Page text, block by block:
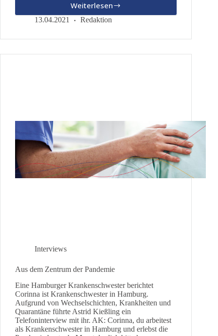
Weiterlesen
dieBasis
Hamburg
sich
13.04.2021 Redaktion
Interviews
Aus dem Zentrum der Pandemie
Eine Hamburger Krankenschwester berichtet
Corinna ist Krankenschwester in Hamburg.
Aufgrund von Wechselschichten, Krankheiten und
Quarantäne führte Astrid Kießling ein
Telefoninterview mit ihr. AK: Corinna, du arbeitest
als Krankenschwester in Hamburg und erlebst die